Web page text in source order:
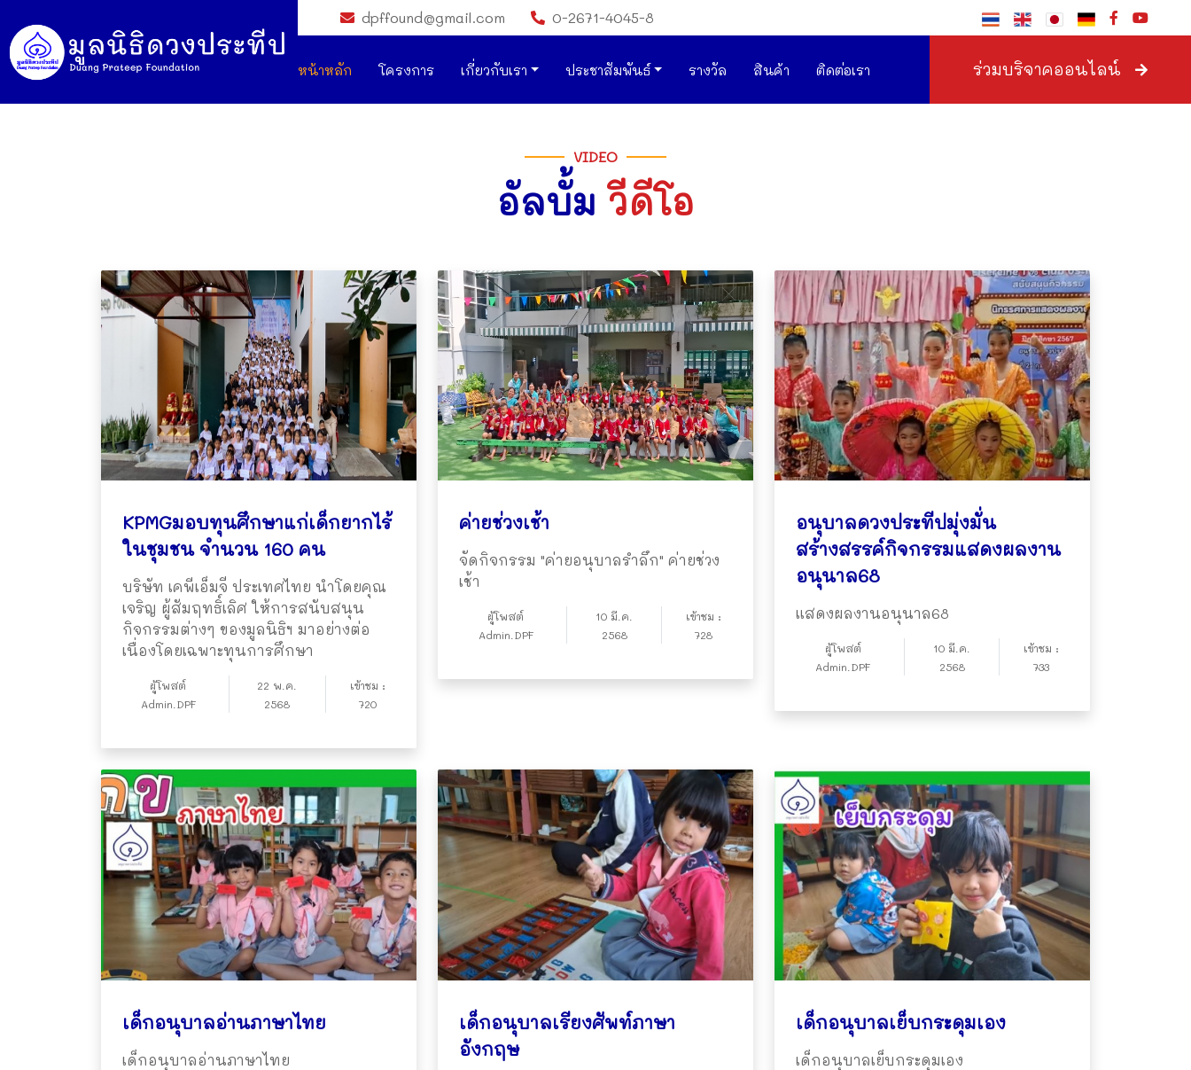
dpffound@gmail.com 0-2671-4045-8
หน้าหลัก โครงการ เกี่ยวกับเรา ประชาสัมพันธ์ รางวัล สินค้า ติดต่อเรา ร่วมบริจาคออนไลน์
VIDEO
อัลบั้มวีดีโอ
KPMGมอบทุนศึกษาแก่เด็กยากไร้
ในชุมชน จำนวน 160 คน
บริษัท เคพีเอ็มจี ประเทศไทย นำโดยคุณ
เจริญ ผู้สัมฤทธิ์เลิศ ให้การสนับสนุน
กิจกรรมต่างๆ ของมูลนิธิฯ มาอย่างต่อ
เนื่องโดยเฉพาะทุนการศึกษา
ผู้โพสต์
Admin.DPF
22 พ.ค.
2568
เข้าชม :
720
ค่ายช่วงเช้า
จัดกิจกรรม "ค่ายอนุบาลรำลึก" ค่ายช่วง
เช้า
ผู้โพสต์
Admin.DPF
10 มี.ค.
2568
เข้าชม :
728
อนุบาลดวงประทีปมุ่งมั่น
สร้างสรรค์กิจกรรมแสดงผลงาน
อนุนาล68
แสดงผลงานอนุนาล68
ผู้โพสต์
Admin.DPF
10 มี.ค.
2568
เข้าชม :
733
เด็กอนุบาลอ่านภาษาไทย
เด็กอนุบาลอ่านภาษาไทย
เด็กอนุบาลเรียงศัพท์ภาษา
อังกฤษ
เด็กอนุบาลเย็บกระดุมเอง
เด็กอนุบาลเย็บกระดุมเอง